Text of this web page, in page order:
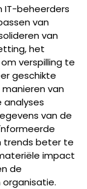
IT-beheerders
van
van
het
verspilling te
geschikte
van
analyses
van de
trends beter te
impact
de